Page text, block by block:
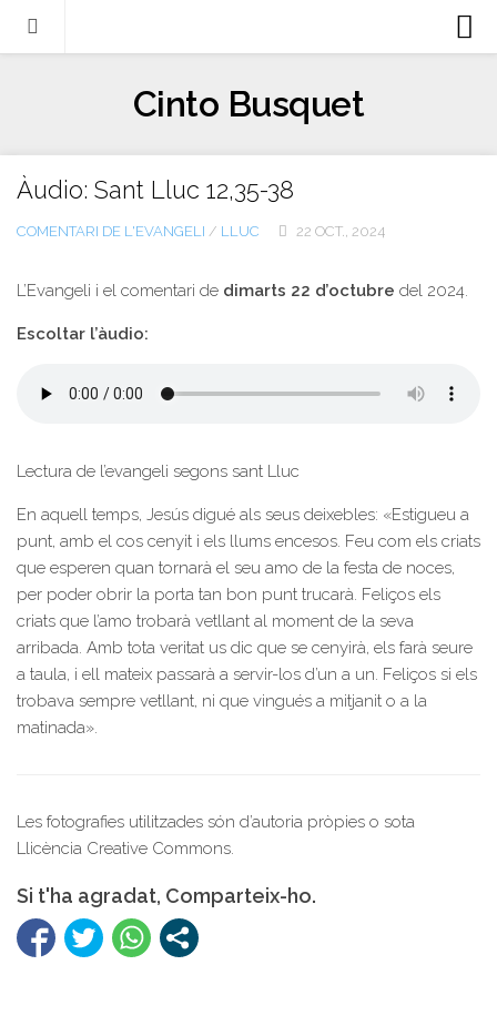
Llibres
Escrits-articles
Notícies
Contacte
Cinto Busquet
Àudio: Sant Lluc 12,35-38
COMENTARI DE L'EVANGELI / LLUC 22 OCT., 2024
L’Evangeli i el comentari de dimarts 22 d’octubre del 2024.
Escoltar l’àudio:
Lectura de l’evangeli segons sant Lluc
En aquell temps, Jesús digué als seus deixebles: «Estigueu a
punt, amb el cos cenyit i els llums encesos. Feu com els criats
que esperen quan tornarà el seu amo de la festa de noces,
per poder obrir la porta tan bon punt trucarà. Feliços els
criats que l’amo trobarà vetllant al moment de la seva
arribada. Amb tota veritat us dic que se cenyirà, els farà seure
a taula, i ell mateix passarà a servir-los d’un a un. Feliços si els
trobava sempre vetllant, ni que vingués a mitjanit o a la
matinada».
Les fotografies utilitzades són d’autoria pròpies o sota
Llicència Creative Commons.
Si t'ha agradat, Comparteix-ho.